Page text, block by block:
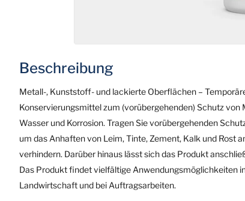
Beschreibung
Metall-, Kunststoff- und lackierte Oberflächen –
Konservierungsmittel zum (vorübergehenden) Schutz
Wasser und Korrosion. Tragen Sie vorübergehenden
um das Anhaften von Leim, Tinte, Zement, Kalk und Rost
verhindern. Darüber hinaus lässt sich das Produkt
Das Produkt findet vielfältige Anwendungsmöglichkeiten
Landwirtschaft und bei Auftragsarbeiten.